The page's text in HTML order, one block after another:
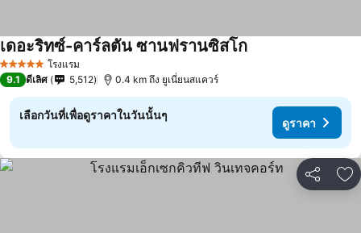
5 ดาว โรงแรม
เดอะริทซ์-คาร์ลตัน ซานฟรานซิสโกดูราคา
9.1 ดีเลิศ 5,512 0.4 km ถึง ยูเนี่ยนสแควร์
เลือกวันที่เพื่อดูราคาในวันนั้นๆ
ดูราคา
แชร์ เ